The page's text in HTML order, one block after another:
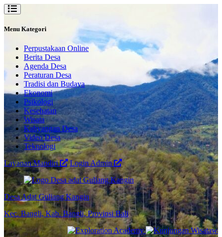
Menu Kategori
Perpustakaan Online
Berita Desa
Agenda Desa
Peraturan Desa
Tradisi dan Budaya
Ekonomi
Psikologi
Kesehatan
Wisata
Kahyangan Desa
Video Desa
Teknologi
Layanan Mandiri
Login Admin
Desa Adat Guliang Kangin
Kec. Bangli, Kab. Bangli, Provinsi Bali